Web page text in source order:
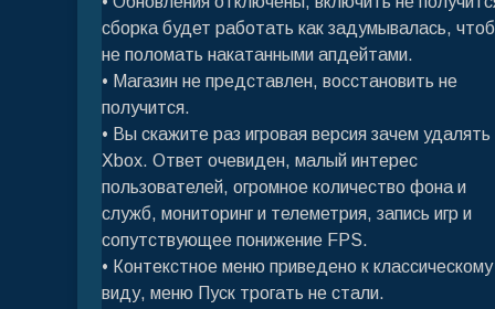
сборка будет работать как задумывалась, чтоб
не поломать накатанными апдейтами.
• Магазин не представлен, восстановить не
получится.
• Вы скажите раз игровая версия зачем удалять
Xbox. Ответ очевиден, малый интерес
пользователей, огромное количество фона и
служб, мониторинг и телеметрия, запись игр и
сопутствующее понижение FPS.
• Контекстное меню приведено к классическому
виду, меню Пуск трогать не стали.